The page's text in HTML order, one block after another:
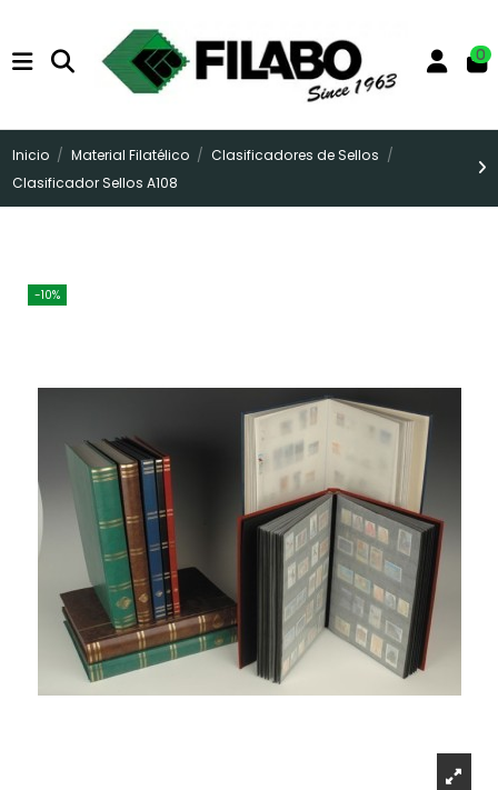
0
Inicio Material Filatélico
Clasificadores de Sellos
Clasificador Sellos A108
-10%